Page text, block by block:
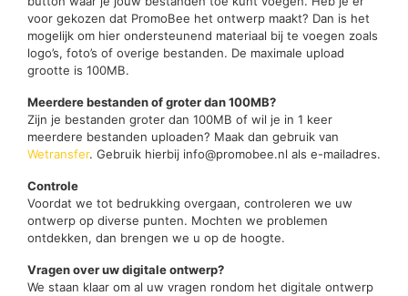
voor gekozen dat PromoBee het ontwerp maakt? Dan is het
mogelijk om hier ondersteunend materiaal bij te voegen zoals
logo’s, foto’s of overige bestanden. De maximale upload
grootte is 100MB.
Meerdere bestanden of groter dan 100MB?
Zijn je bestanden groter dan 100MB of wil je in 1 keer
meerdere bestanden uploaden? Maak dan gebruik van
Wetransfer. Gebruik hierbij info@promobee.nl als e-mailadres.
Controle
Voordat we tot bedrukking overgaan, controleren we uw
ontwerp op diverse punten. Mochten we problemen
ontdekken, dan brengen we u op de hoogte.
Vragen over uw digitale ontwerp?
We staan klaar om al uw vragen rondom het digitale ontwerp